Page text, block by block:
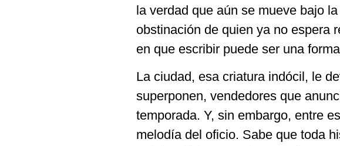
la verdad que aún se mueve bajo
obstinación de quien ya no espera
en que escribir puede ser una
La ciudad, esa criatura indócil, le
superponen, vendedores que
temporada. Y, sin embargo, entre
melodía del oficio. Sabe que toda